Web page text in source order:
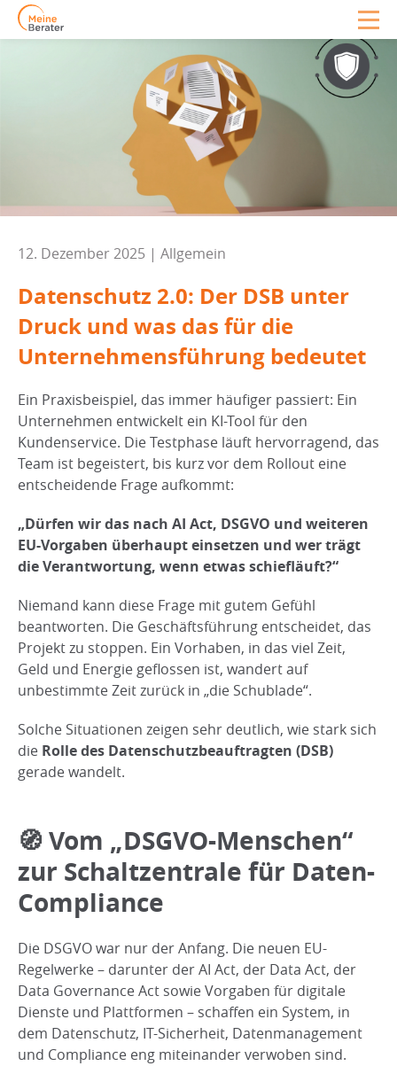
12. Dezember 2025 | Allgemein
Datenschutz 2.0: Der DSB unter
Druck und was das für die
Unternehmensführung bedeutet
Ein Praxisbeispiel, das immer häufiger passiert: Ein
Unternehmen entwickelt ein KI-Tool für den
Kundenservice. Die Testphase läuft hervorragend, das
Team ist begeistert, bis kurz vor dem Rollout eine
entscheidende Frage aufkommt:
„Dürfen wir das nach AI Act, DSGVO und weiteren
EU-Vorgaben überhaupt einsetzen und wer trägt
die Verantwortung, wenn etwas schiefläuft?“
Niemand kann diese Frage mit gutem Gefühl
beantworten. Die Geschäftsführung entscheidet, das
Projekt zu stoppen. Ein Vorhaben, in das viel Zeit,
Geld und Energie geflossen ist, wandert auf
unbestimmte Zeit zurück in „die Schublade“.
Solche Situationen zeigen sehr deutlich, wie stark sich
die Rolle des Datenschutzbeauftragten (DSB)
gerade wandelt.
🧭 Vom „DSGVO-Menschen“
zur Schaltzentrale für Daten-
Compliance
Die DSGVO war nur der Anfang. Die neuen EU-
Regelwerke – darunter der AI Act, der Data Act, der
Data Governance Act sowie Vorgaben für digitale
Dienste und Plattformen – schaffen ein System, in
dem Datenschutz, IT-Sicherheit, Datenmanagement
und Compliance eng miteinander verwoben sind.